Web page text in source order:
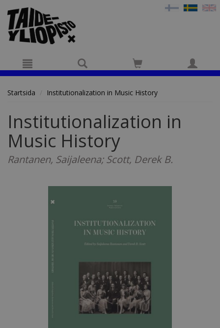
Startsida Institutionalization in Music History
Institutionalization in
Music History
Rantanen, Saijaleena; Scott, Derek B.